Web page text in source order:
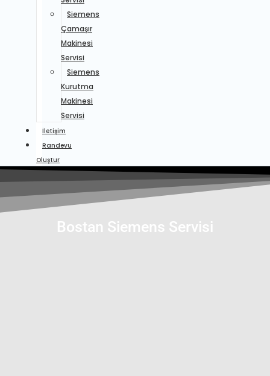
Siemens
Çamaşır
Makinesi
Servisi
Siemens
Kurutma
Makinesi
Servisi
İletişim
Randevu
Oluştur
Bostan Siemens Servisi